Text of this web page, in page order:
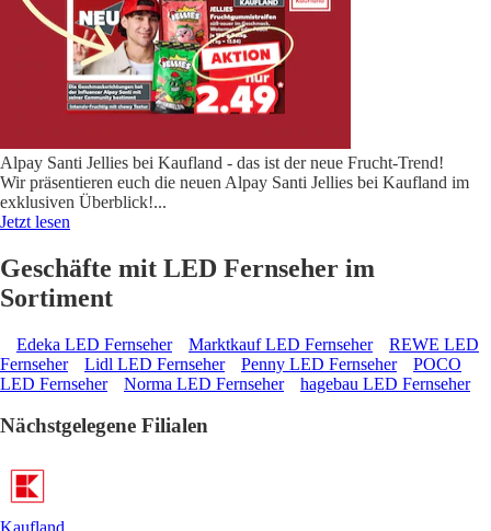
Alpay Santi Jellies bei Kaufland - das ist der neue Frucht-Trend!
Wir präsentieren euch die neuen Alpay Santi Jellies bei Kaufland im
exklusiven Überblick!...
Jetzt lesen
Geschäfte mit LED Fernseher im
Sortiment
Edeka LED Fernseher Marktkauf LED Fernseher
REWE LED
Fernseher
Lidl LED Fernseher Penny LED Fernseher
POCO
LED Fernseher
Norma LED Fernseher hagebau LED Fernseher
Nächstgelegene Filialen
Kaufland